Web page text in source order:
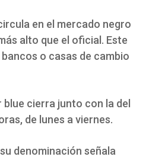
en el mercado negro
alto que el oficial. Este
o casas de cambio
cierra junto con la del
de lunes a viernes.
denominación señala